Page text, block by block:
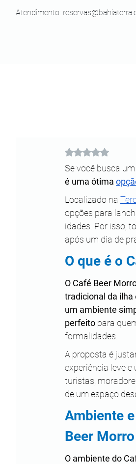
Atendimento:
Avaliado com
Se você busca um
é uma ótima
Localizado na
opções para
idades. Por isso,
após um dia de
O que é o
O Café Beer
tradicional da
um ambiente
perfeito para
formalidades.
A proposta é
experiência leve
turistas,
de um espaço
Ambiente
Beer Morro
O ambiente do